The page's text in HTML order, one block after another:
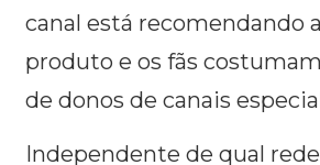
canal está recomendando
produto e os fãs
de donos de canais
Independente de qual